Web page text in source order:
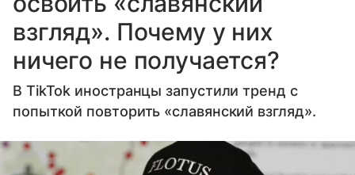
взгляд». Почему у них
ничего не получается?
В TikTok иностранцы запустили тренд с
попыткой повторить «славянский взгляд».